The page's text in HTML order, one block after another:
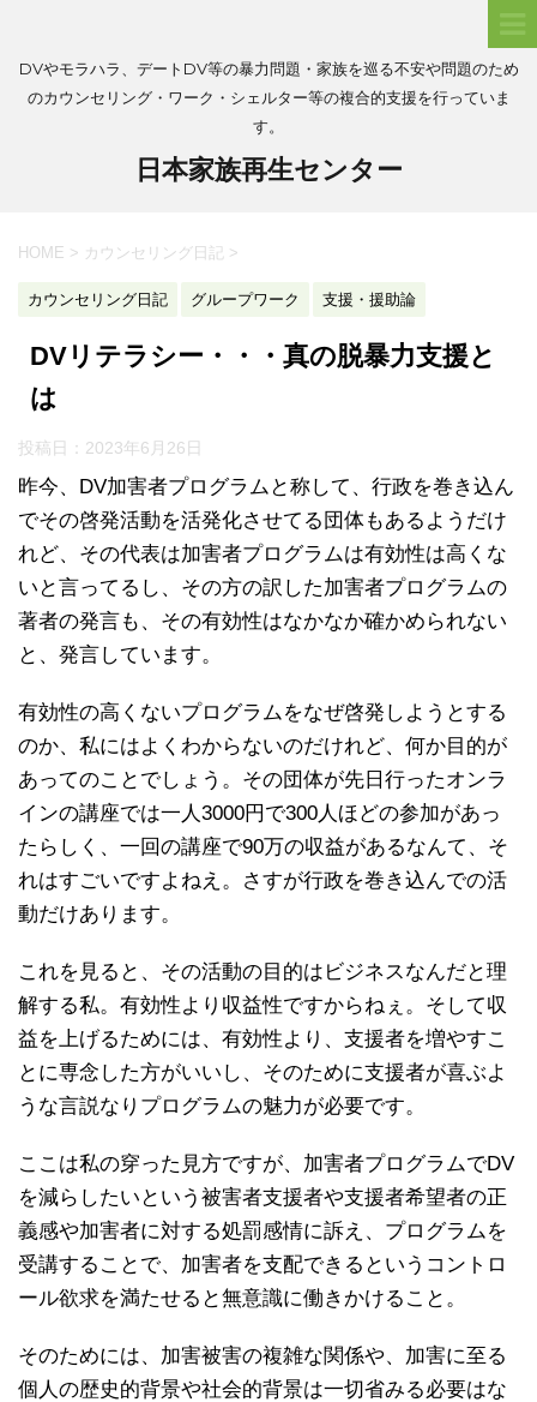
DVやモラハラ、デートDV等の暴力問題・家族を巡る不安や問題のため
のカウンセリング・ワーク・シェルター等の複合的支援を行っていま
す。
日本家族再生センター
HOME > カウンセリング日記 >
カウンセリング日記 グループワーク 支援・援助論
DVリテラシー・・・真の脱暴力支援と
は
投稿日： 2023年6月26日
昨今、DV加害者プログラムと称して、行政を巻き込ん
でその啓発活動を活発化させてる団体もあるようだけ
れど、その代表は加害者プログラムは有効性は高くな
いと言ってるし、その方の訳した加害者プログラムの
著者の発言も、その有効性はなかなか確かめられない
と、発言しています。
有効性の高くないプログラムをなぜ啓発しようとする
のか、私にはよくわからないのだけれど、何か目的が
あってのことでしょう。その団体が先日行ったオンラ
インの講座では一人3000円で300人ほどの参加があっ
たらしく、一回の講座で90万の収益があるなんて、そ
れはすごいですよねえ。さすが行政を巻き込んでの活
動だけあります。
これを見ると、その活動の目的はビジネスなんだと理
解する私。有効性より収益性ですからねぇ。そして収
益を上げるためには、有効性より、支援者を増やすこ
とに専念した方がいいし、そのために支援者が喜ぶよ
うな言説なりプログラムの魅力が必要です。
ここは私の穿った見方ですが、加害者プログラムでDV
を減らしたいという被害者支援者や支援者希望者の正
義感や加害者に対する処罰感情に訴え、プログラムを
受講することで、加害者を支配できるというコントロ
ール欲求を満たせると無意識に働きかけること。
そのためには、加害被害の複雑な関係や、加害に至る
個人の歴史的背景や社会的背景は一切省みる必要はな